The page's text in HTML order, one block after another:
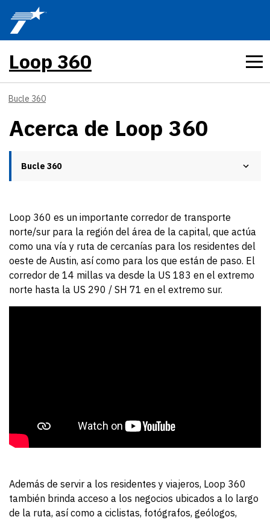
Skip to main content
Loop 360
Bucle 360
Acerca de Loop 360
Bucle 360
Loop 360 es un importante corredor de transporte
norte/sur para la región del área de la capital, que actúa
como una vía y ruta de cercanías para los residentes del
oeste de Austin, así como para los que están de paso. El
corredor de 14 millas va desde la US 183 en el extremo
norte hasta la US 290 / SH 71 en el extremo sur.
Además de servir a los residentes y viajeros, Loop 360
también brinda acceso a los negocios ubicados a lo largo
de la ruta, así como a ciclistas, fotógrafos, geólogos,